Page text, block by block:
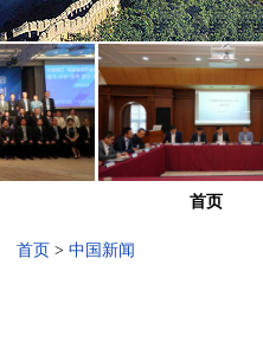
首页
首页 > 中国新闻